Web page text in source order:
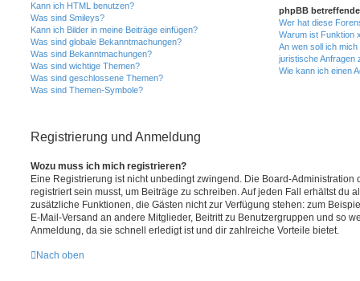
Kann ich HTML benutzen?
Was sind Smileys?
Kann ich Bilder in meine Beiträge einfügen?
Was sind globale Bekanntmachungen?
Was sind Bekanntmachungen?
Was sind wichtige Themen?
Was sind geschlossene Themen?
Was sind Themen-Symbole?
phpBB
Wer hat diese
Warum ist Funktion
An wen soll ich
juristische Anfragen
Wie kann ich einen
Registrierung und Anmeldung
Wozu muss ich mich registrieren?
Eine Registrierung ist nicht unbedingt zwingend. Die Board-Administration
registriert sein musst, um Beiträge zu schreiben. Auf jeden Fall erhältst du
zusätzliche Funktionen, die Gästen nicht zur Verfügung stehen: zum
E-Mail-Versand an andere Mitglieder, Beitritt zu Benutzergruppen und so
Anmeldung, da sie schnell erledigt ist und dir zahlreiche Vorteile bietet.
Nach oben